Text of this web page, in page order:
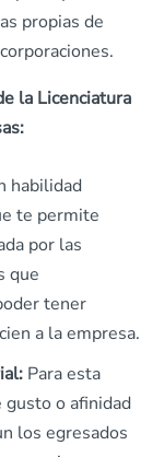
propias de
la Licenciatura
habilidad
te permite
por las
que
tener
a la empresa.
Para esta
gusto o afinidad
los egresados